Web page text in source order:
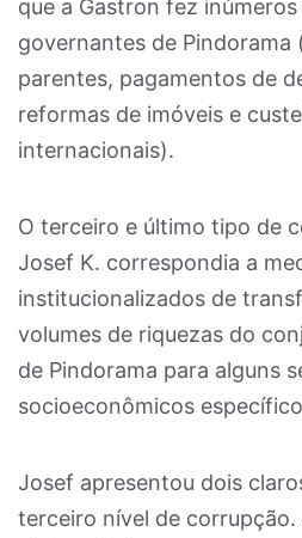
que a Gastron fez
governantes de Pindorama
parentes, pagamentos de
reformas de imóveis e
internacionais).
O terceiro e último tipo de
Josef K. correspondia a
institucionalizados de
volumes de riquezas do
de Pindorama para alguns
socioeconômicos
Josef apresentou dois
terceiro nível de